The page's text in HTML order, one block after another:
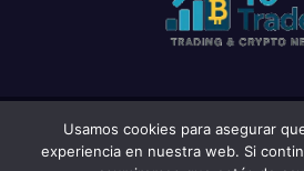
Funciona gracias a WordPress|Tema:
Usamos cookies para asegurar
experiencia en nuestra web. Si